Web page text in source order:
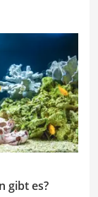
gibt es?